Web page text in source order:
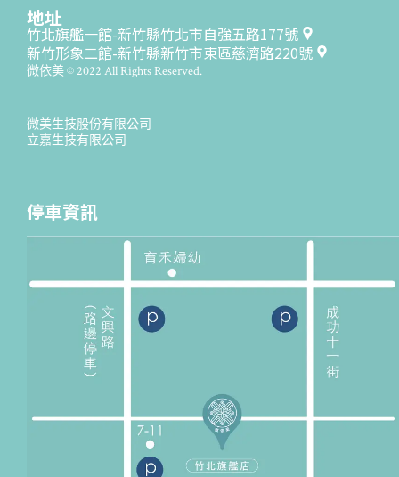
地址
竹北旗艦一館-新竹縣竹北市自強五路177號
新竹形象二館-新竹縣新竹市東區慈濟路220號
微依美 © 2022 All Rights Reserved.
微美生技股份有限公司
立嘉生技有限公司
停車資訊